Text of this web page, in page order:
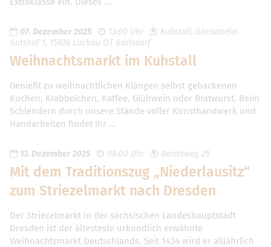
07. Dezember 2025 13:00 Uhr
Kuhstall, Görlsdorfer
Gutshof 1, 15926 Luckau OT Görlsdorf
Weihnachtsmarkt im Kuhstall
Genießt zu weihnachtlichen Klängen selbst gebackenen
Kuchen, Krabbelchen, Kaffee, Glühwein oder Bratwurst. Beim
Schlendern durch unsere Stände voller Kunsthandwerk und
Handarbeiten findet Ihr …
13. Dezember 2025 08:00 Uhr Bersteweg 25
Mit dem Traditionszug „Niederlausitz“
zum Striezelmarkt nach Dresden
Der Striezelmarkt in der sächsischen Landeshauptstadt
Dresden ist der ältesteste urkundlich erwähnte
Weihnachtsmarkt Deutschlands. Seit 1434 wird er alljährlich